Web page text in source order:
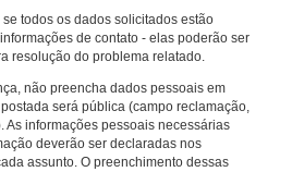
todos os dados solicitados estão
de contato - elas poderão ser
resolução do problema relatado.
não preencha dados pessoais em
será pública (campo reclamação,
As informações pessoais necessárias
deverão ser declaradas nos
assunto. O preenchimento dessas